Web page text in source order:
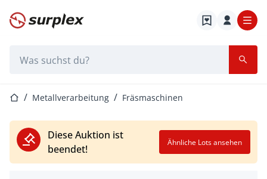
Startseite
StartseiteMetallverarbeitung Fräsmaschinen
Diese Auktion ist
beendet!
Ähnliche Lots ansehen